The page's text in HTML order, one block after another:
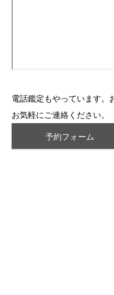
電話鑑定もやっています。
お気軽にご連絡ください。
予約フォーム